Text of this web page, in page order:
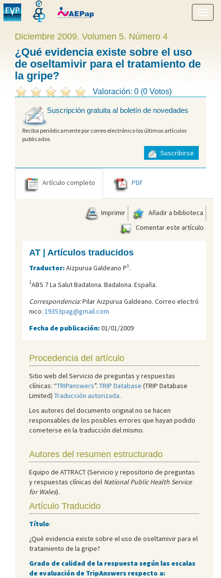
menú
Diciembre 2009. Volumen 5. Número 4
¿Qué evidencia existe sobre el uso
de oseltamivir para el tratamiento de
la gripe?
Valoración: 0 (0 Votos)
Suscripción gratuita al boletín de novedades
Reciba periódicamente por correo electrónico los últimos artículos
publicados
Suscribirse
Artículo completo PDF
Imprimir
Añadir a biblioteca
Comentar este artículo
AT | Artículos traducidos
Traductor:Aizpurua Galdeano P1.
1ABS 7 La Salut Badalona. Badalona. España.
Correspondencia:Pilar Aizpurua Galdeano. Correo electró
nico: 19353pag@gmail.com
Fecha de publicación:01/01/2009
Procedencia del artículo
Sitio web del Servicio de preguntas y respuestas
clínicas: “TRIPanswers”. TRIP Database (TRIP Database
Limited) Traducción autorizada.
Los autores del documento original no se hacen
responsables de los posibles errores que hayan podido
cometerse en la traducción del mismo.
Autores del resumen estructurado
Equipo de ATTRACT (Servicio y repositorio de preguntas
y respuestas clínicas del National Public Health Service
for Wales).
Artículo Traducido
Título:
¿Qué evidencia existe sobre el uso de oseltamivir para el
tratamiento de la gripe?
Grado de calidad de la respuesta según las escalas
de evaluación de TripAnswers respecto a: